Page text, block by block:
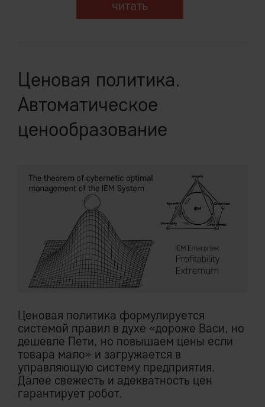
читать
Ценовая политика.
Автоматическое
ценообразование
Ценовая политика формулируется
системой правил в духе «дороже Васи, но
дешевле Пети, но повышаем цены если
товара мало» и загружается в
управляющую систему предприятия.
Далее свежесть и адекватность цен
гарантирует робот.